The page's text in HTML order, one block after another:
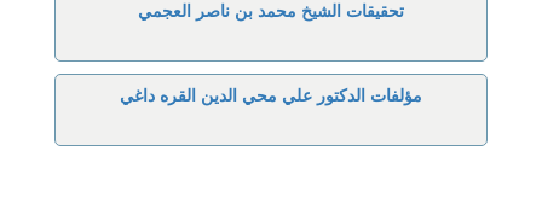
تحقيقات الشيخ محمد بن ناصر العجمي
مؤلفات الدكتور علي محي الدين القره داغي